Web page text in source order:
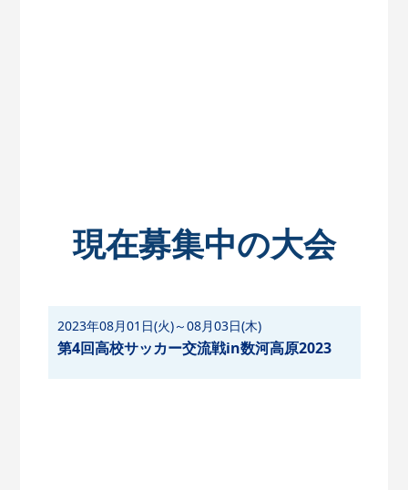
現在募集中の大会